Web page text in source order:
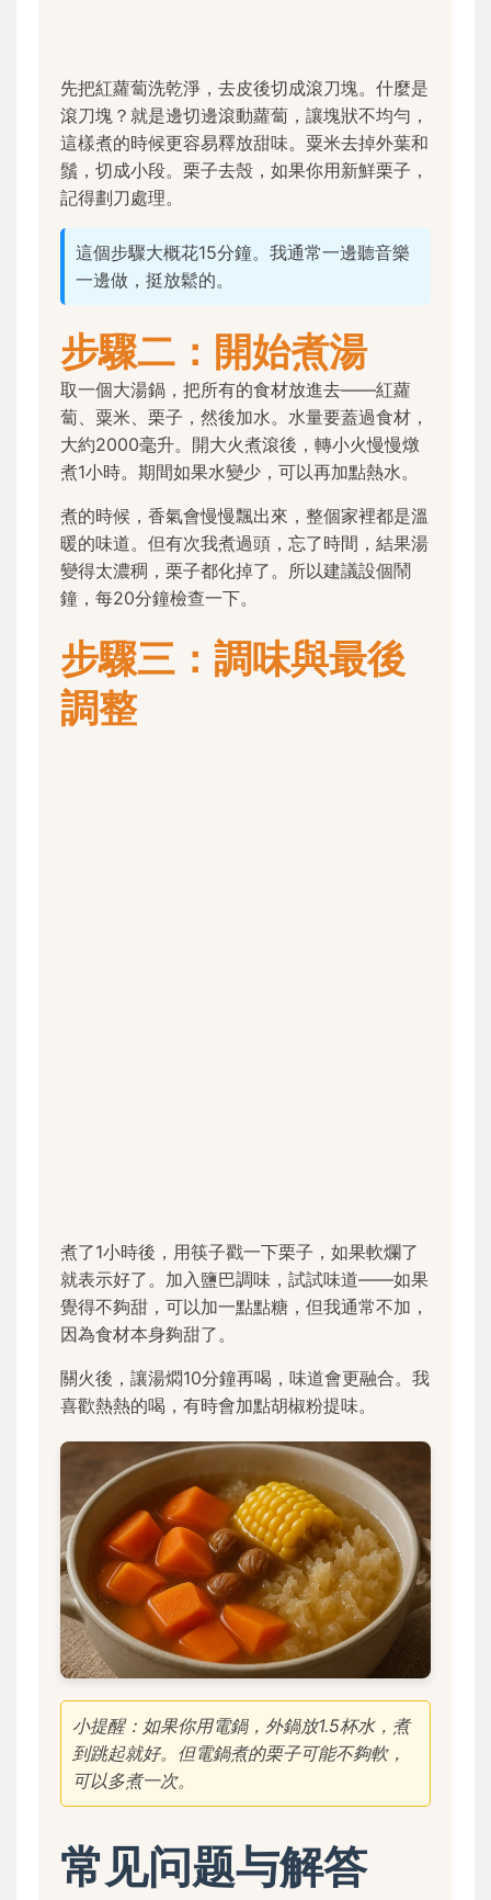
先把紅蘿蔔洗乾淨，去皮後切成滾刀塊。什麼是
滾刀塊？就是邊切邊滾動蘿蔔，讓塊狀不均勻，
這樣煮的時候更容易釋放甜味。粟米去掉外葉和
鬚，切成小段。栗子去殼，如果你用新鮮栗子，
記得劃刀處理。
這個步驟大概花15分鐘。我通常一邊聽音樂
一邊做，挺放鬆的。
步驟二：開始煮湯
取一個大湯鍋，把所有的食材放進去——紅蘿
蔔、粟米、栗子，然後加水。水量要蓋過食材，
大約2000毫升。開大火煮滾後，轉小火慢慢燉
煮1小時。期間如果水變少，可以再加點熱水。
煮的時候，香氣會慢慢飄出來，整個家裡都是溫
暖的味道。但有次我煮過頭，忘了時間，結果湯
變得太濃稠，栗子都化掉了。所以建議設個鬧
鐘，每20分鐘檢查一下。
步驟三：調味與最後
調整
煮了1小時後，用筷子戳一下栗子，如果軟爛了
就表示好了。加入鹽巴調味，試試味道——如果
覺得不夠甜，可以加一點點糖，但我通常不加，
因為食材本身夠甜了。
關火後，讓湯燜10分鐘再喝，味道會更融合。我
喜歡熱熱的喝，有時會加點胡椒粉提味。
小提醒：如果你用電鍋，外鍋放1.5杯水，煮
到跳起就好。但電鍋煮的栗子可能不夠軟，
可以多煮一次。
常见问题与解答